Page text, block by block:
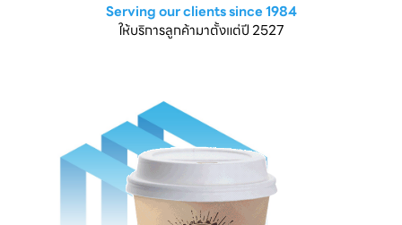
Serving our clients since 1984
ให้บริการลูกค้ามาตั้งแต่ปี 2527